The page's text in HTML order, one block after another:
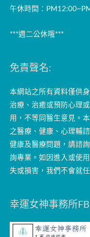
午休時間：
***週二公休哦***
免責聲名:
本網站之所有資料僅供
治療、治癒或預防心理
用，不等同醫生意見。
之醫療、健康、心理輔
健康及醫療問題，請諮
詢專業。如因進入或使
失或損害，我們不會就
幸運女神事務所FB